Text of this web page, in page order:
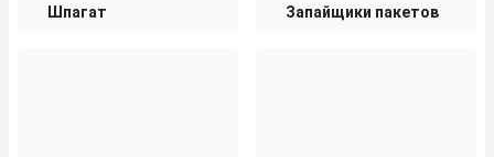
Шпагат Запайщики пакетов